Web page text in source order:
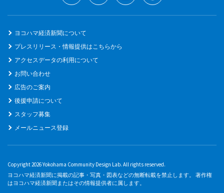
ヨコハマ経済新聞について
プレスリリース・情報提供はこちらから
アクセスデータの利用について
お問い合わせ
広告のご案内
後援申請について
スタッフ募集
メールニュース登録
Copyright 2026 Yokohama Community Design Lab. All rights reserved.
ヨコハマ経済新聞に掲載の記事・写真・図表などの無断転載を禁止します。 著作権
はヨコハマ経済新聞またはその情報提供者に属します。